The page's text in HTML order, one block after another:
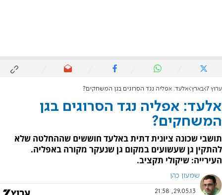
ערוץ 7 בארץ אלעד: אפליה נגד הסרוגים בגן המשחקים?
אלעד: אפליה נגד הסרוגים בגן
המשחקים?
תושבי שכונה ציונית דתית באלעד חוששים שההחלטה שלא
להתקין גן שעשועים במקום גן שנעקר מקורה באפליה.
העירייה: שיקולי תקציב.
שמעון כהן
29.05.13, 21:58